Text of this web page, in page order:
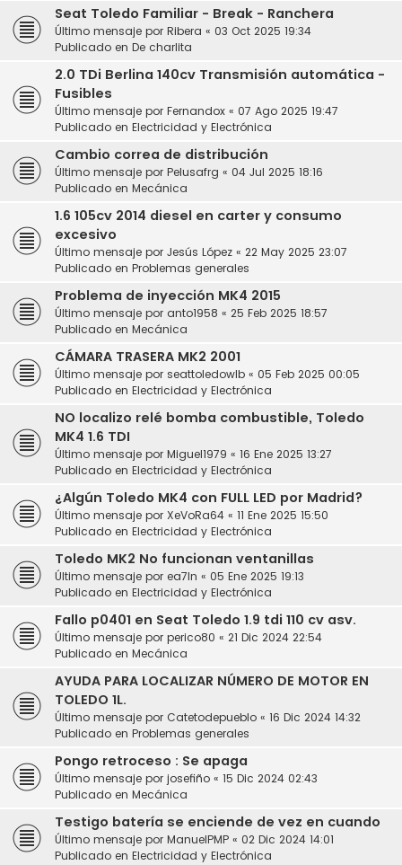
Seat Toledo Familiar - Break - Ranchera
Último mensaje por Ribera « 03 Oct 2025 19:34
Publicado en De charlita
2.0 TDi Berlina 140cv Transmisión automática -
Fusibles
Último mensaje por Fernandox « 07 Ago 2025 19:47
Publicado en Electricidad y Electrónica
Cambio correa de distribución
Último mensaje por Pelusafrg « 04 Jul 2025 18:16
Publicado en Mecánica
1.6 105cv 2014 diesel en carter y consumo
excesivo
Último mensaje por Jesús López « 22 May 2025 23:07
Publicado en Problemas generales
Problema de inyección MK4 2015
Último mensaje por anto1958 « 25 Feb 2025 18:57
Publicado en Mecánica
CÁMARA TRASERA MK2 2001
Último mensaje por seattoledowlb « 05 Feb 2025 00:05
Publicado en Electricidad y Electrónica
NO localizo relé bomba combustible, Toledo
MK4 1.6 TDI
Último mensaje por Miguel1979 « 16 Ene 2025 13:27
Publicado en Electricidad y Electrónica
¿Algún Toledo MK4 con FULL LED por Madrid?
Último mensaje por XeVoRa64 « 11 Ene 2025 15:50
Publicado en Electricidad y Electrónica
Toledo MK2 No funcionan ventanillas
Último mensaje por ea7ln « 05 Ene 2025 19:13
Publicado en Electricidad y Electrónica
Fallo p0401 en Seat Toledo 1.9 tdi 110 cv asv.
Último mensaje por perico80 « 21 Dic 2024 22:54
Publicado en Mecánica
AYUDA PARA LOCALIZAR NÚMERO DE MOTOR EN
TOLEDO 1L.
Último mensaje por Catetodepueblo « 16 Dic 2024 14:32
Publicado en Problemas generales
Pongo retroceso : Se apaga
Último mensaje por josefiño « 15 Dic 2024 02:43
Publicado en Mecánica
Testigo batería se enciende de vez en cuando
Último mensaje por ManuelPMP « 02 Dic 2024 14:01
Publicado en Electricidad y Electrónica